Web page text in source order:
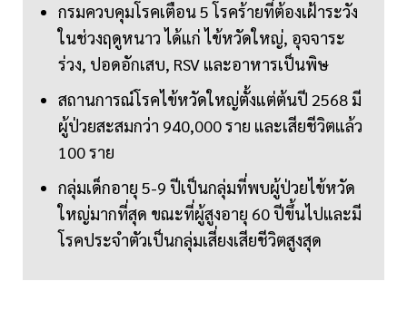
กรมควบคุมโรคเตือน 5 โรคร้ายที่ต้องเฝ้าระวัง
ในช่วงฤดูหนาว ได้แก่ ไข้หวัดใหญ่, อุจจาระ
ร่วง, ปอดอักเสบ, RSV และอาหารเป็นพิษ
สถานการณ์โรคไข้หวัดใหญ่ตั้งแต่ต้นปี 2568 มี
ผู้ป่วยสะสมกว่า 940,000 ราย และเสียชีวิตแล้ว
100 ราย
กลุ่มเด็กอายุ 5-9 ปีเป็นกลุ่มที่พบผู้ป่วยไข้หวัด
ใหญ่มากที่สุด ขณะที่ผู้สูงอายุ 60 ปีขึ้นไปและมี
โรคประจำตัวเป็นกลุ่มเสี่ยงเสียชีวิตสูงสุด